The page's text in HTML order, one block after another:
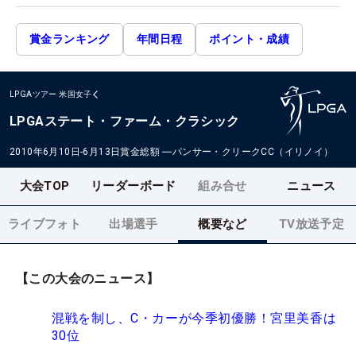
賞金ランキング 年間日程 ポイント・成績
LPGAツアー 米国女子
LPGAステート・ファーム・クラシック
2010年6月10日-6月13日賞金総額 ―パンサー・クリークCC（イリノイ）
大会TOP リーダーボード 組み合せ ニュース
ライブフォト 出場選手 概要など TV放送予定
【この大会のニュース】
混戦を制し、C・カーが今季初優勝！宮里美香は
30位